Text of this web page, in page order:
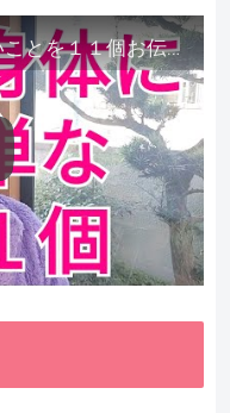
今年最後に来年気をつけたいことを１１個お伝えします。